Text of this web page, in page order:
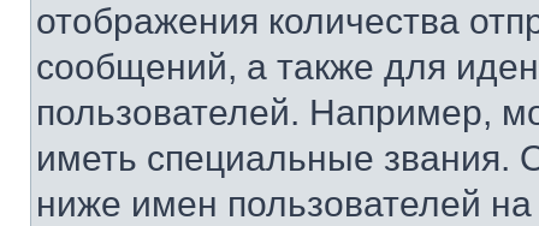
отображения количества
сообщений, а также для
пользователей. Например,
иметь специальные звания.
ниже имен пользователей